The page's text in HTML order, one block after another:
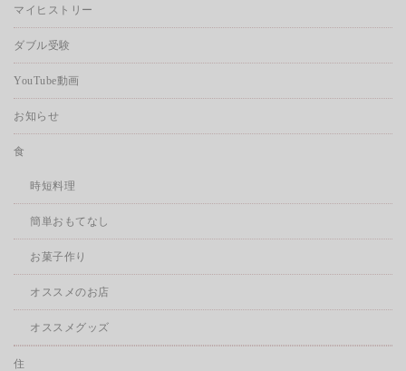
マイヒストリー
ダブル受験
YouTube動画
お知らせ
食
時短料理
簡単おもてなし
お菓子作り
オススメのお店
オススメグッズ
住